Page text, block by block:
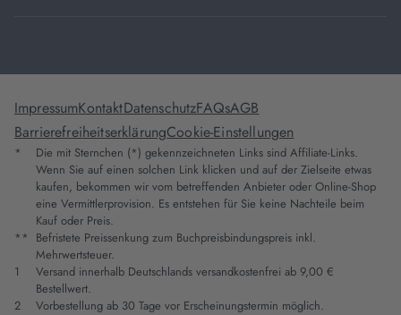
ImpressumKontaktDatenschutzFAQsAGB
BarrierefreiheitserklärungCookie-Einstellungen
*
Die mit Sternchen (*) gekennzeichneten Links sind Affiliate-Links.
Wenn Sie auf einen solchen Link klicken und auf der Zielseite etwas
kaufen, bekommen wir vom betreffenden Anbieter oder Online-Shop
eine Vermittlerprovision. Es entstehen für Sie keine Nachteile beim
Kauf oder Preis.
** Befristete Preissenkung zum Buchpreisbindungspreis inkl.
Mehrwertsteuer.
1
Versand innerhalb Deutschlands versandkostenfrei ab 9,00 €
Bestellwert.
2
Vorbestellung ab 30 Tage vor Erscheinungstermin möglich.